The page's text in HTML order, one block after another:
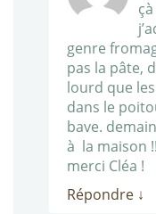
genre
pas la pâte,
lourd que
dans le
bave.
à la maison !!
merci Cléa !
Répondre ↓